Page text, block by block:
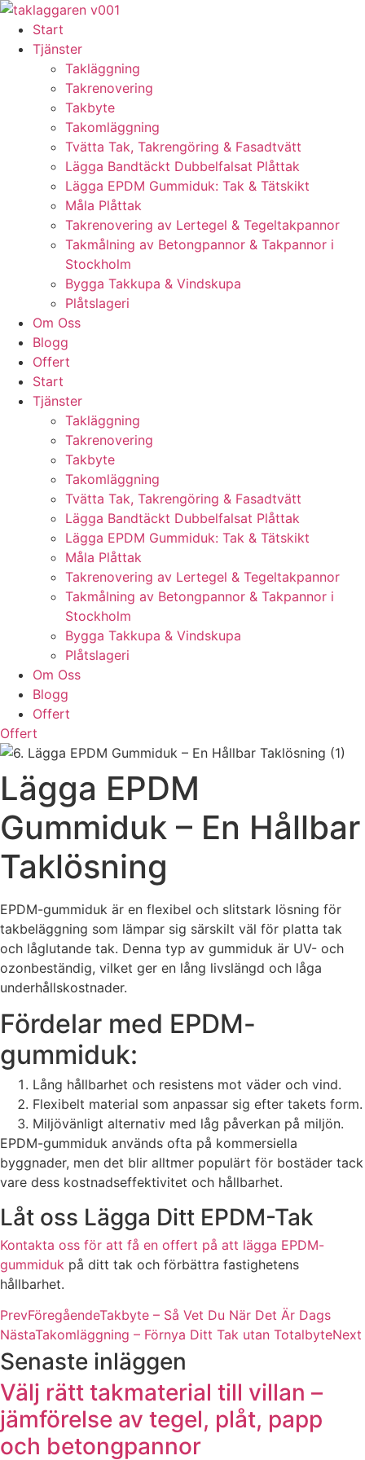
Skip
content
Start
Tjänster
Takläggning
Takrenovering
Takbyte
Takomläggning
Tvätta Tak, Takrengöring & Fasadtvätt
Lägga Bandtäckt Dubbelfalsat Plåttak
Lägga EPDM Gummiduk: Tak & Tätskikt
Måla Plåttak
Takrenovering av Lertegel & Tegeltakpannor
Takmålning av Betongpannor & Takpannor i
Stockholm
Bygga Takkupa & Vindskupa
Plåtslageri
Om Oss
Blogg
Offert
Start
Tjänster
Takläggning
Takrenovering
Takbyte
Takomläggning
Tvätta Tak, Takrengöring & Fasadtvätt
Lägga Bandtäckt Dubbelfalsat Plåttak
Lägga EPDM Gummiduk: Tak & Tätskikt
Måla Plåttak
Takrenovering av Lertegel & Tegeltakpannor
Takmålning av Betongpannor & Takpannor i
Stockholm
Bygga Takkupa & Vindskupa
Plåtslageri
Om Oss
Blogg
Offert
Offert
Lägga EPDM
Gummiduk – En Hållbar
Taklösning
EPDM-gummiduk är en flexibel och slitstark lösning för
takbeläggning som lämpar sig särskilt väl för platta tak
och låglutande tak. Denna typ av gummiduk är UV- och
ozonbeständig, vilket ger en lång livslängd och låga
underhållskostnader.
Fördelar med EPDM-
gummiduk:
Lång hållbarhet och resistens mot väder och vind.
Flexibelt material som anpassar sig efter takets form.
Miljövänligt alternativ med låg påverkan på miljön.
EPDM-gummiduk används ofta på kommersiella
byggnader, men det blir alltmer populärt för bostäder tack
vare dess kostnadseffektivitet och hållbarhet.
Låt oss Lägga Ditt EPDM-Tak
Kontakta oss för att få en offert på att lägga EPDM-
gummiduk på ditt tak och förbättra fastighetens
hållbarhet.
PrevFöregåendeTakbyte – Så Vet Du När Det Är Dags
NästaTakomläggning – Förnya Ditt Tak utan TotalbyteNext
Senaste inläggen
Välj rätt takmaterial till villan –
jämförelse av tegel, plåt, papp
och betongpannor